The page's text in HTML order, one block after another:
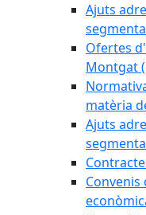
Ajuts
Ofertes
Montgat
matèria
Ajuts
Convenis